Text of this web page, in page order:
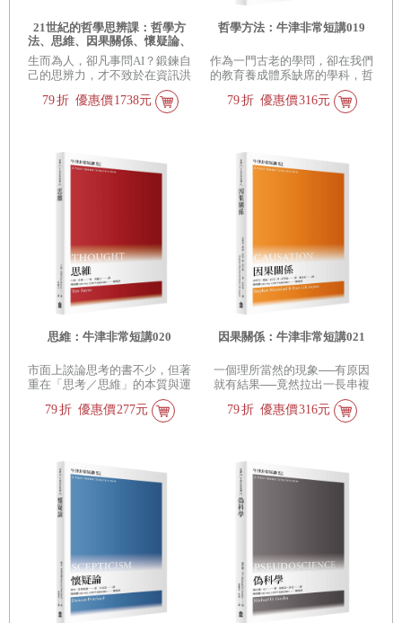
21世紀的哲學思辨課：哲學方
法、思維、因果關係、懷疑論、
客觀性、偽科學（牛津非常短講
IV）
生而為人，卻凡事問AI？鍛鍊自
己的思辨力，才不致於在資訊洪
79折 優惠價1738元
哲學方法：牛津非常短講019
作為一門古老的學問，卻在我們
的教育養成體系缺席的學科，哲
學有什麼獨特的方法？它又如何
幫助我們建立獨立思考的能力？
79折 優惠價316元
思維：牛津非常短講020
市面上談論思考的書不少，但著
重在「思考／思維」的本質與運
作機制則較少（或限於心理學領
域），本書簡要卻不失細緻地梳
79折 優惠價277元
因果關係：牛津非常短講021
一個理所當然的現象──有原因
就有結果──竟然拉出一長串複
雜而有深度的問題
79折 優惠價316元